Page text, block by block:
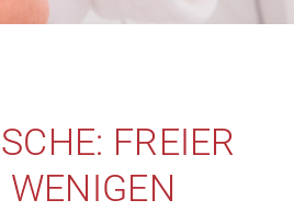
FREIER